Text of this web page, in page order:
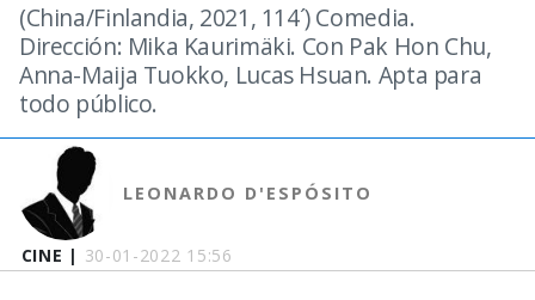
CINE | 30-01-2022 15:56
(China/Finlandia, 2021, 114´) Comedia.
Dirección: Mika Kaurimäki. Con Pak Hon Chu,
Anna-Maija Tuokko, Lucas Hsuan. Apta para
todo público.
LEONARDO D'ESPÓSITO